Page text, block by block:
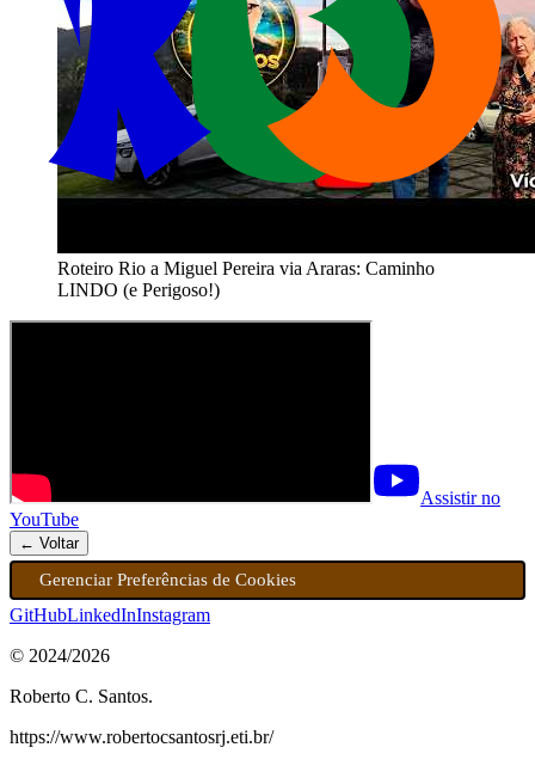
Roteiro Rio a Miguel Pereira via Araras: Caminho
LINDO (e Perigoso!)
Assistir no
YouTube
← Voltar
Gerenciar Preferências de Cookies
GitHubLinkedInInstagram
© 2024/2026
Roberto C. Santos.
https://www.robertocsantosrj.eti.br/